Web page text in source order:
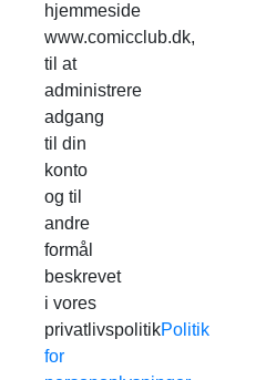
hjemmeside
www.comicclub.dk,
til at
administrere
adgang
til din
konto
og til
andre
formål
beskrevet
i vores
privatlivspolitikPolitik
for